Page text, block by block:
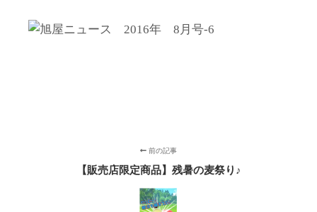
前の記事
【販売店限定商品】残暑の麦祭り♪